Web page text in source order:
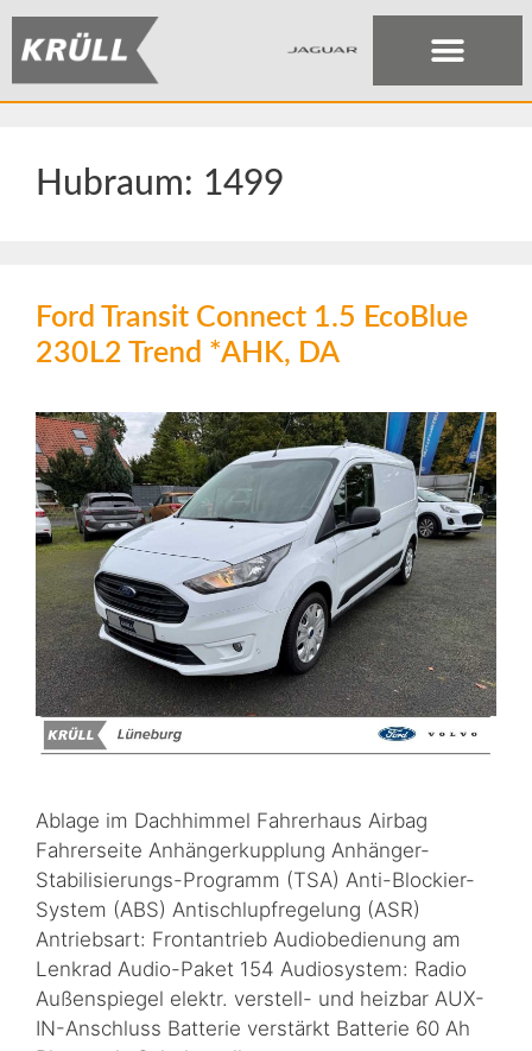
Hubraum: 1499
Ford Transit Connect 1.5 EcoBlue
230L2 Trend *AHK, DA
Ablage im Dachhimmel Fahrerhaus Airbag
Fahrerseite Anhängerkupplung Anhänger-
Stabilisierungs-Programm (TSA) Anti-Blockier-
System (ABS) Antischlupfregelung (ASR)
Antriebsart: Frontantrieb Audiobedienung am
Lenkrad Audio-Paket 154 Audiosystem: Radio
Außenspiegel elektr. verstell- und heizbar AUX-
IN-Anschluss Batterie verstärkt Batterie 60 Ah